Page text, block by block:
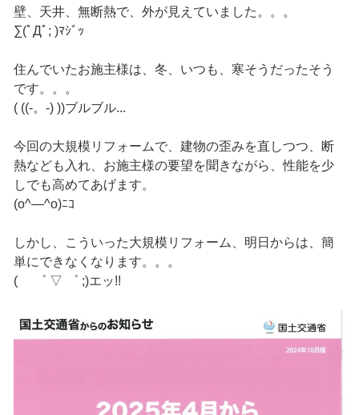
壁、天井、無断熱で、外が見えていました。。。
∑(ﾟДﾟ; )ﾏｼﾞｯ
住んでいたお施主様は、冬、いつも、寒そうだったそう
です。。。
( ((-。-) ))ブルブル...
今回の大規模リフォームで、建物の歪みを直しつつ、断
熱なども入れ、お施主様の要望を聞きながら、性能を少
しでも高めてあげます。
(o^―^o)ﾆｺ
しかし、こういった大規模リフォーム、明日からは、簡
単にできなくなります。。。
( ゜ ▽ ゜ ;)エッ!!